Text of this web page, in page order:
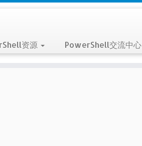
资源 PowerShell交流中心